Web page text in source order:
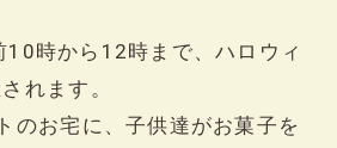
時から12時まで、ハロウィ
れます。
のお宅に、子供達がお菓子を